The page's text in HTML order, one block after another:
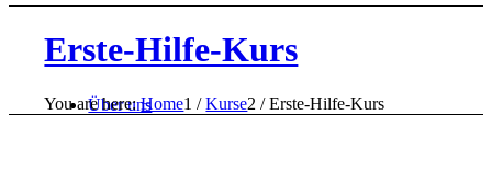
Über uns
Erste-Hilfe-Kurs
You are here: Home1 / Kurse2 / Erste-Hilfe-Kurs